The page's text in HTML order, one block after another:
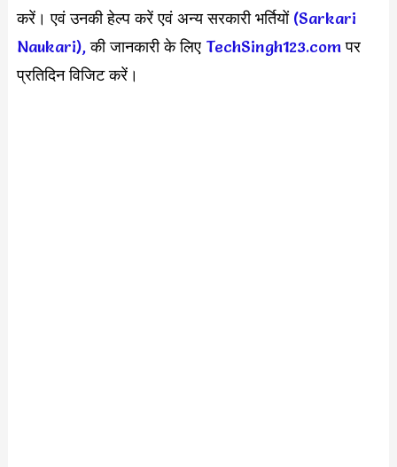
करें। एवं उनकी हेल्प करें एवं अन्य सरकारी भर्तियों (Sarkari
Naukari),की जानकारी के लिए TechSingh123.comपर
प्रतिदिन विजिट करें।